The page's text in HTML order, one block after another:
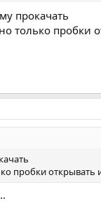
прокачать
пробки
открывать